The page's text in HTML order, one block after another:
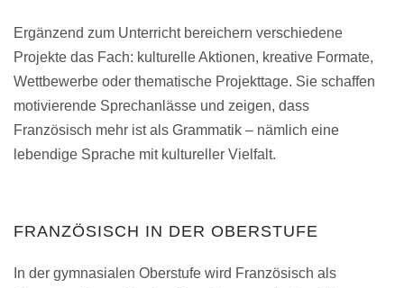
Ergänzend zum Unterricht bereichern verschiedene
Projekte das Fach: kulturelle Aktionen, kreative Formate,
Wettbewerbe oder thematische Projekttage. Sie schaffen
motivierende Sprechanlässe und zeigen, dass
Französisch mehr ist als Grammatik – nämlich eine
lebendige Sprache mit kultureller Vielfalt.
FRANZÖSISCH IN DER OBERSTUFE
In der gymnasialen Oberstufe wird Französisch als